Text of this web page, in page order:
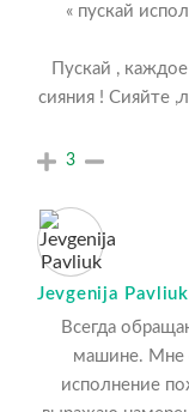
« пускай
Пускай ,
сияния ! Сияйте
3
Jevgenija Pavliuk
Всегда
машине. Мне
исполнение